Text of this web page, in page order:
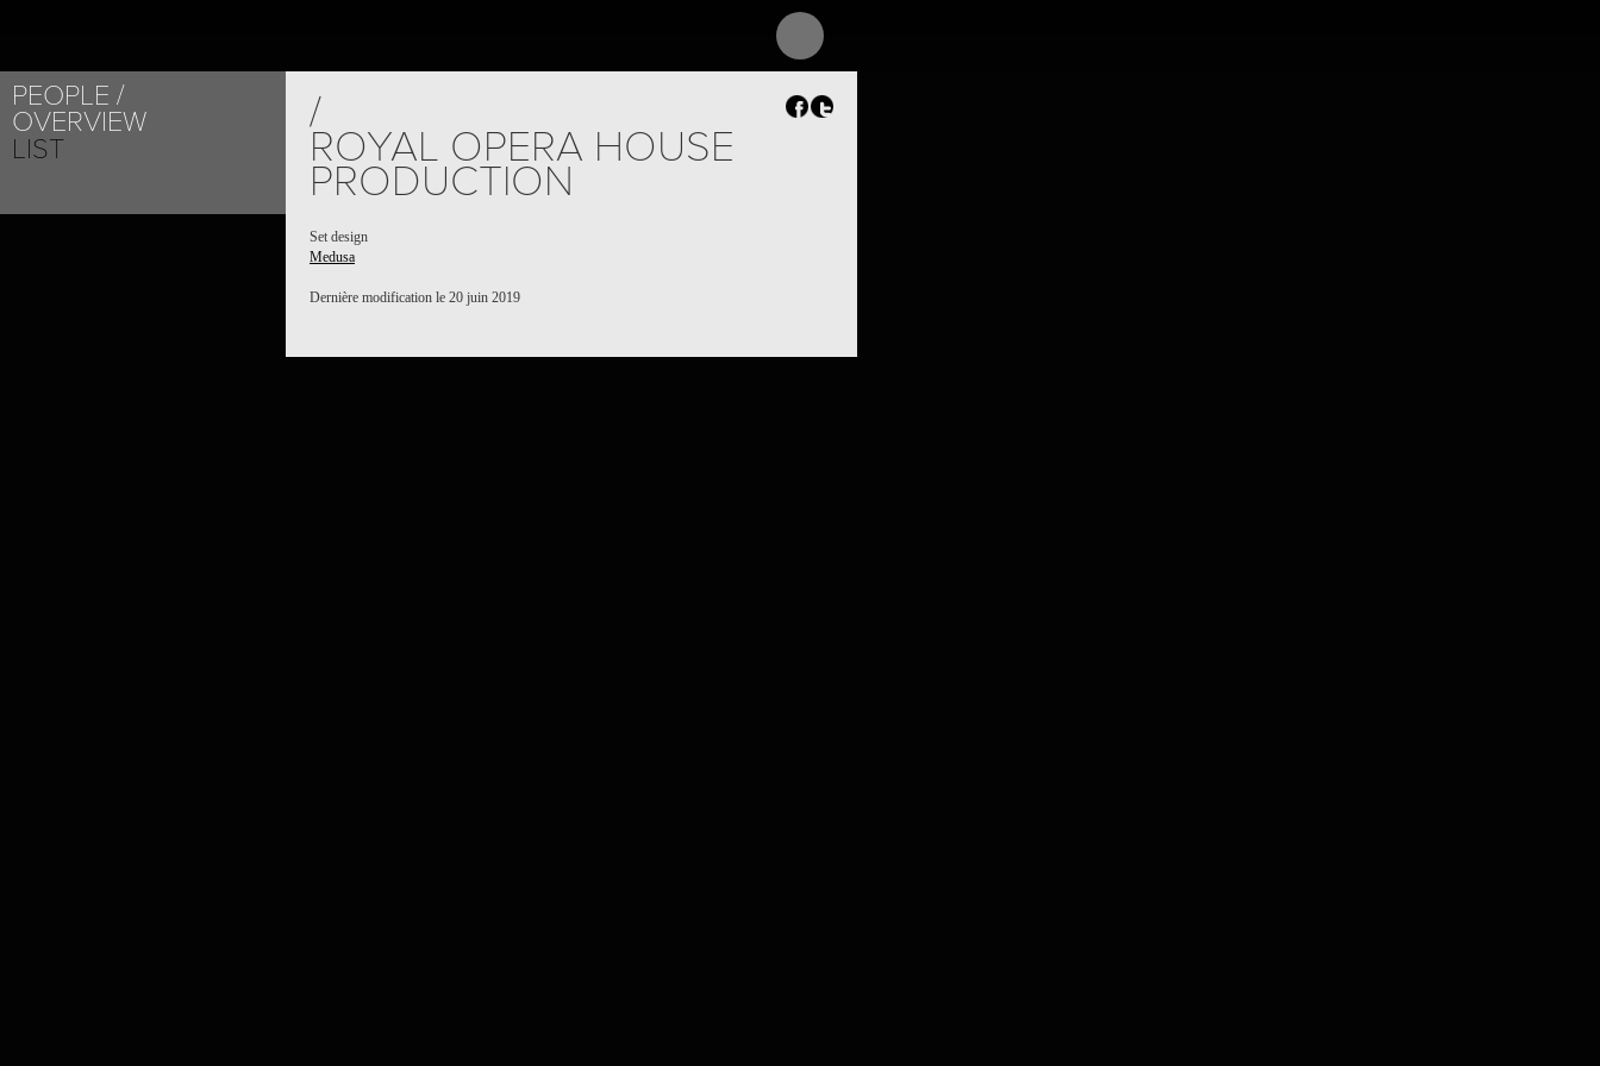
PEOPLE
OVERVIEW
LIST
/
ROYAL OPERA HOUSE
PRODUCTION
Set design
Medusa
Dernière modification le 20 juin 2019